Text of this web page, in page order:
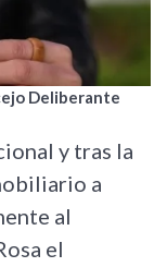
Deliberante
y tras la
a
al
el